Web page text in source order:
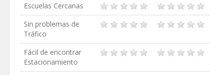
Escuelas Cercanas
Sin problemas de
Tráfico
Fácil de encontrar
Estacionamiento